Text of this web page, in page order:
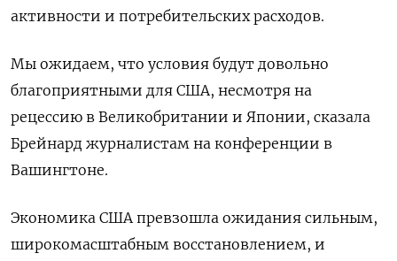
активности и потребительских расходов.
Мы ожидаем, что условия будут довольно
благоприятными для США, несмотря на
рецессию в Великобритании и Японии, сказала
Брейнард журналистам на конференции в
Вашингтоне.
Экономика США превзошла ожидания сильным,
широкомасштабным восстановлением, и